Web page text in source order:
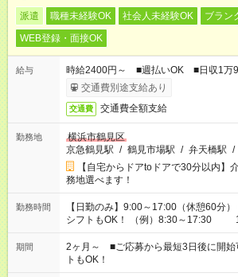
派遣 職種未経験OK 社会人未経験OK
ブラン
WEB登録・面接OK
給与
時給2400円～ ■週払いOK ■日収1万
交通費別途支給あり
交通費 交通費全額支給
勤務地
横浜市鶴見区
京急鶴見駅 / 鶴見市場駅 / 弁天橋駅 /
【自宅からドアtoドアで30分以内】
務地選べます！
勤務時間
【日勤のみ】9:00～17:00（休憩60分） ■ご希望があればその他
シフトもOK！ （例）8:30～17:30
「家族とお休みを合わせたい」 「でき
など、あなたのご希望に沿ったお仕事をご
ーク希望の方へ 今ご覧のお仕事で希望
のお仕事の勤務時間。 合計で週40時間
期間
2ヶ月～ ■ご応募から最短3日後に開
トもOK！